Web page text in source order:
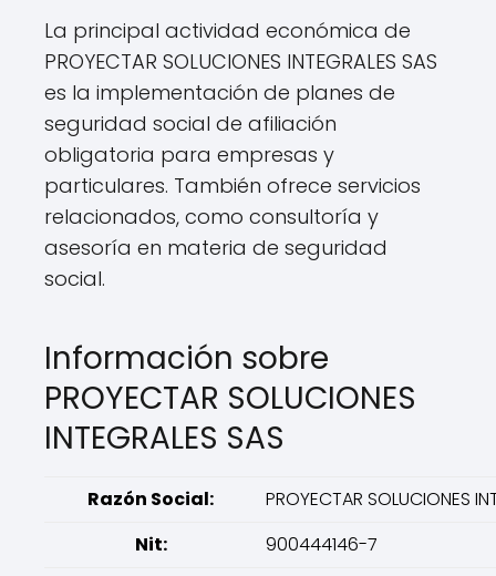
La principal actividad económica de
PROYECTAR SOLUCIONES INTEGRALES SAS
es la implementación de planes de
seguridad social de afiliación
obligatoria para empresas y
particulares. También ofrece servicios
relacionados, como consultoría y
asesoría en materia de seguridad
social.
Información sobre
PROYECTAR SOLUCIONES
INTEGRALES SAS
Razón Social:
PROYECTAR SOLUCIONES
Nit:
900444146-7